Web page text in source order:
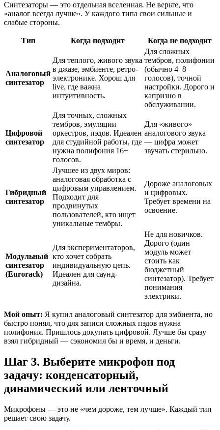
Синтезаторы — это отдельная вселенная. Не верьте, что
«аналог всегда лучше». У каждого типа свои сильные и
слабые стороны.
Тип Когда подходит Когда не подходит
Аналоговый
синтезатор
Для теплого, живого звука
в джазе, эмбиенте, ретро-
электронике. Хорош для
live, где важна
интуитивность.
Для сложных
тембров, полифонии
(обычно 4–8
голосов), точной
настройки. Дорого и
капризно в
обслуживании.
Цифровой
синтезатор
Для точных, сложных
тембров, эмуляции
оркестров, пэдов. Идеален
для студийной работы, где
нужна полифония 16+
голосов.
Для «живого»
аналогового звука
— цифра может
звучать стерильно.
Гибридный
синтезатор
Лучшее из двух миров:
аналоговая обработка с
цифровым управлением.
Подходит для
продвинутых
пользователей, кто ищет
уникальные тембры.
Дороже аналоговых
и цифровых.
Требует времени на
освоение.
Модульный
синтезатор
(Eurorack)
Для экспериментаторов,
кто хочет собрать
индивидуальную цепь.
Идеален для саунд-
дизайна.
Не для новичков.
Дорого (один
модуль может
стоить как
бюджетный
синтезатор). Требует
понимания
электрики.
Мой опыт: Я купил аналоговый синтезатор для эмбиента, но
быстро понял, что для записи сложных пэдов нужна
полифония. Пришлось докупать цифровой. Лучше бы сразу
взял гибридный — сэкономил бы и время, и деньги.
Шаг 3. Выберите микрофон под
задачу: конденсаторный,
динамический или ленточный
Микрофоны — это не «чем дороже, тем лучше». Каждый тип
решает свою задачу.